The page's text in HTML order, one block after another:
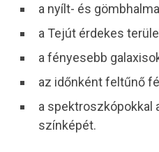
a nyílt- és
a Tejút érdekes
a fényesebb
az időnként feltűnő
a spektroszkópokkal
színképét.